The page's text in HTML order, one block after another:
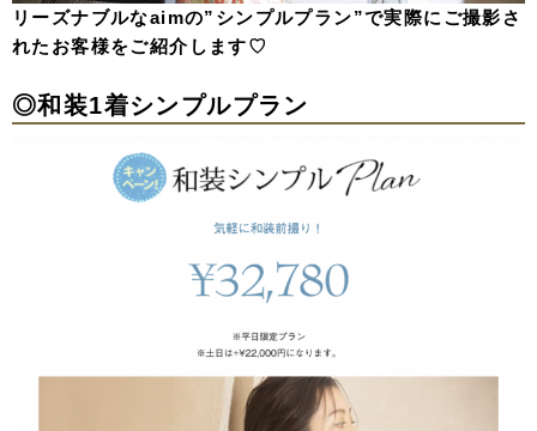
リーズナブルなaimの”シンプルプラン”で実際にご撮影さ
れたお客様をご紹介します♡
◎和装1着シンプルプラン